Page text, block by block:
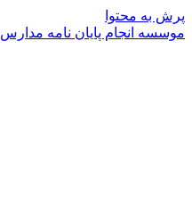
پرش به محتوا
موسسه انجام پایان نامه مدارس